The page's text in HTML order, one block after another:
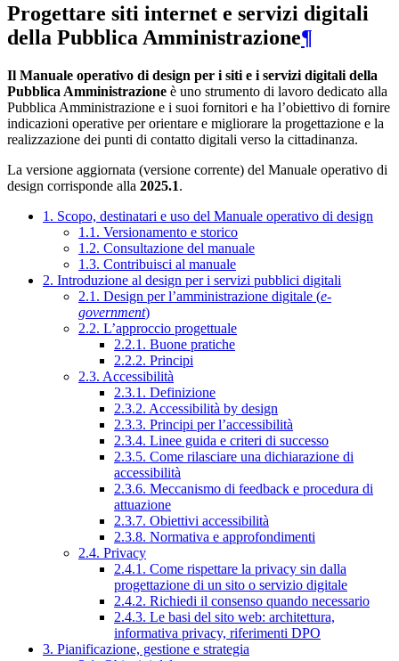
Progettare siti internet e servizi digitali
della Pubblica Amministrazione¶
Il Manuale operativo di design per i siti e i servizi digitali della
Pubblica Amministrazione è uno strumento di lavoro dedicato alla
Pubblica Amministrazione e i suoi fornitori e ha l’obiettivo di fornire
indicazioni operative per orientare e migliorare la progettazione e la
realizzazione dei punti di contatto digitali verso la cittadinanza.
La versione aggiornata (versione corrente) del Manuale operativo di
design corrisponde alla 2025.1.
1. Scopo, destinatari e uso del Manuale operativo di design
1.1. Versionamento e storico
1.2. Consultazione del manuale
1.3. Contribuisci al manuale
2. Introduzione al design per i servizi pubblici digitali
2.1. Design per l’amministrazione digitale (e-
government)
2.2. L’approccio progettuale
2.2.1. Buone pratiche
2.2.2. Principi
2.3. Accessibilità
2.3.1. Definizione
2.3.2. Accessibilità by design
2.3.3. Principi per l’accessibilità
2.3.4. Linee guida e criteri di successo
2.3.5. Come rilasciare una dichiarazione di
accessibilità
2.3.6. Meccanismo di feedback e procedura di
attuazione
2.3.7. Obiettivi accessibilità
2.3.8. Normativa e approfondimenti
2.4. Privacy
2.4.1. Come rispettare la privacy sin dalla
progettazione di un sito o servizio digitale
2.4.2. Richiedi il consenso quando necessario
2.4.3. Le basi del sito web: architettura,
informativa privacy, riferimenti DPO
3. Pianificazione, gestione e strategia